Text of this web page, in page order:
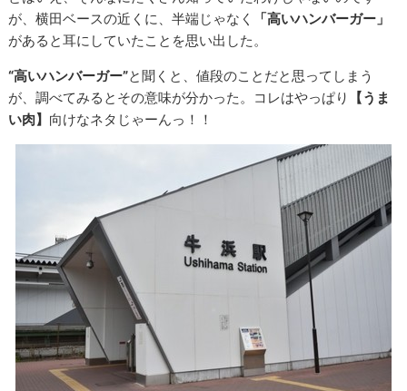
が、横田ベースの近くに、半端じゃなく
「高いハンバーガー」
があると耳にしていたことを思い出した。
“高いハンバーガー”と聞くと、値段のことだと思ってしまう
が、調べてみるとその意味が分かった。コレはやっぱり
【うま
い肉】 向けなネタじゃーんっ！！